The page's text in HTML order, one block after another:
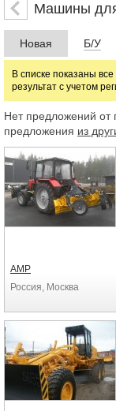
Цена
руб.
Марка
Машины для
Новая Б/У
В списке показаны
результат с учетом
Нет предложений от
предложения из
АМР
Россия, Москва